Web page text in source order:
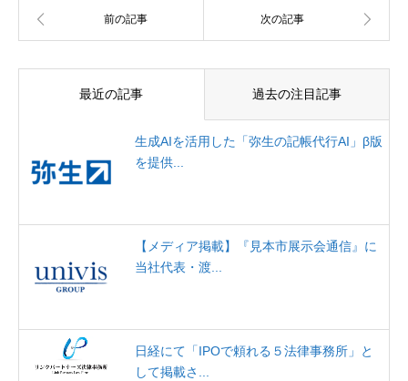
最近の記事 過去の注目記事
生成AIを活用した「弥生の記帳代行AI」β版
を提供...
【メディア掲載】『見本市展示会通信』に
当社代表・渡...
日経にて「IPOで頼れる５法律事務所」と
して掲載さ...